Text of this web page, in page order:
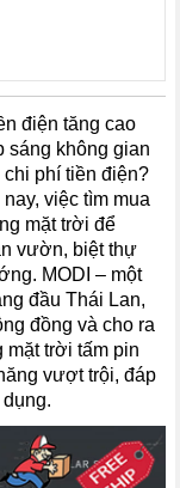
điện tăng cao
sáng không gian
phí tiền điện?
việc tìm mua
mặt trời để
vườn, biệt thự
MODI – một
đầu Thái Lan,
đồng và cho ra
trời tấm pin
vượt trội, đáp